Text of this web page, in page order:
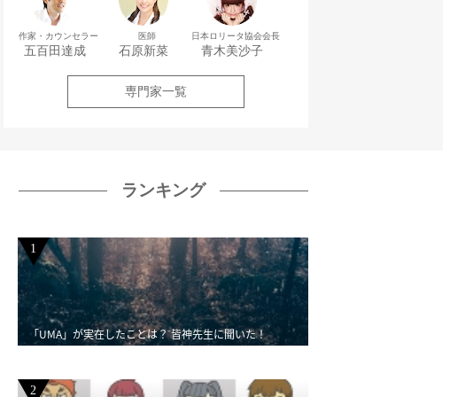
作家・カウンセラー
五百田達成
医師
石原新菜
日本ロリータ協会会長
青木美沙子
専門家一覧
ランキング
1
「UMA」が実在したことは？ 皆神先生に聞いた！
2